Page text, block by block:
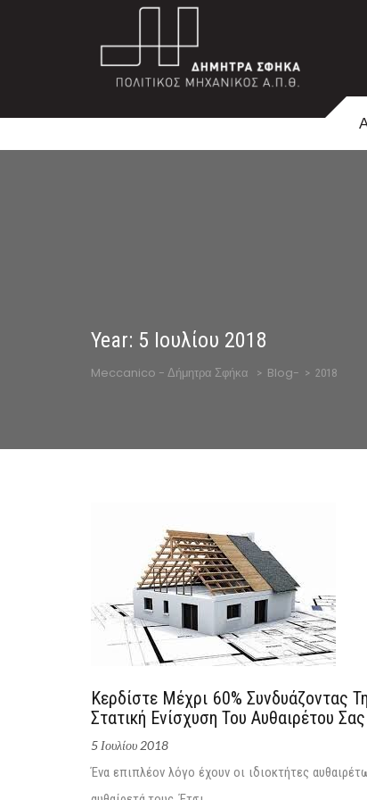
Year: 5 Ιουλίου 2018
Meccanico - Δήμητρα Σφήκα > Blog- > 2018
Κερδίστε Μέχρι 60% Συνδυάζοντας
Στατική Ενίσχυση Του Αυθαιρέτου Σας
5 Ιουλίου 2018
Ένα επιπλέον λόγο έχουν οι ιδιοκτήτες